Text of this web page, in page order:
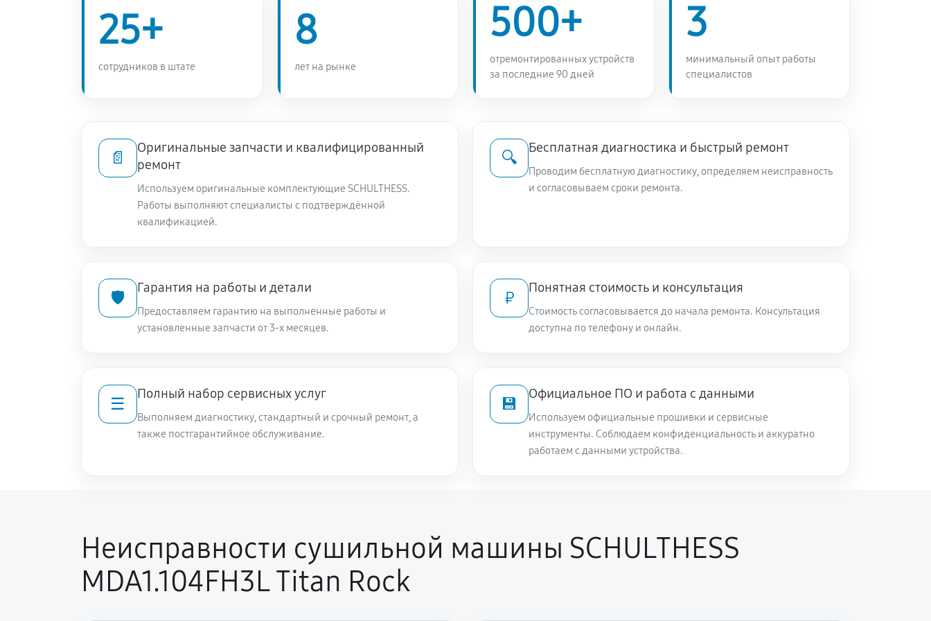
25+
сотрудников в штате
8
лет на рынке
500+
отремонтированных устройств
за последние 90 дней
3
минимальный опыт работы
специалистов
📄
Оригинальные запчасти и квалифицированный
ремонт
Используем оригинальные комплектующие SCHULTHESS.
Работы выполняют специалисты с подтверждённой
квалификацией.
🔍
Бесплатная диагностика и быстрый ремонт
Проводим бесплатную диагностику, определяем неисправность
и согласовываем сроки ремонта.
🛡️
Гарантия на работы и детали
Предоставляем гарантию на выполненные работы и
установленные запчасти от 3-х месяцев.
₽
Понятная стоимость и консультация
Стоимость согласовывается до начала ремонта. Консультация
доступна по телефону и онлайн.
☰
Полный набор сервисных услуг
Выполняем диагностику, стандартный и срочный ремонт, а
также постгарантийное обслуживание.
💾
Официальное ПО и работа с данными
Используем официальные прошивки и сервисные
инструменты. Соблюдаем конфиденциальность и аккуратно
работаем с данными устройства.
Неисправности сушильной машины SCHULTHESS
MDA1.104FH3L Titan Rock